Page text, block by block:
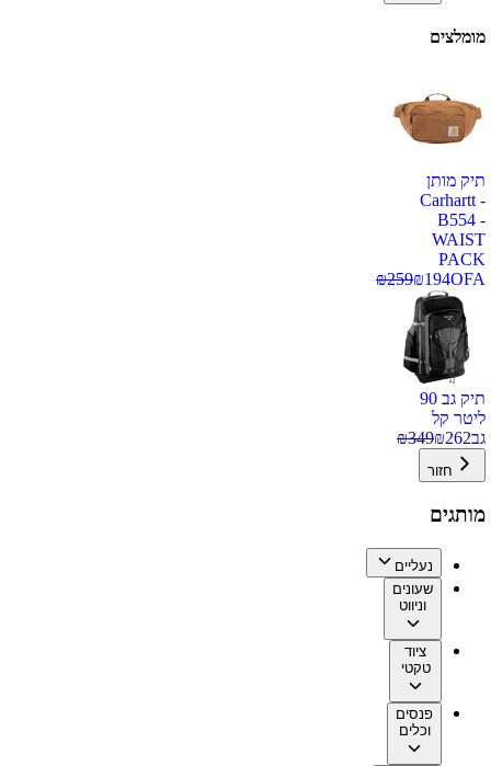
מומלצים
תיק מותן
Carhartt -
B554 -
WAIST
PACK
OFA
₪194
₪259
תיק גב 90
ליטר קל
גב
₪262
₪349
חזור
מותגים
נעליים
שעונים
וניווט
ציוד
טקטי
פנסים
וכלים